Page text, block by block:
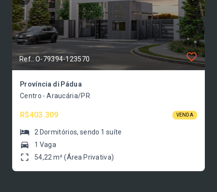
Ref.: O-79394-123570
Província di Pádua
Centro - Araucária/PR
R$403.309 VENDA
2 Dormitórios, sendo 1 suíte
1 Vaga
54,22 m² (Área Privativa)